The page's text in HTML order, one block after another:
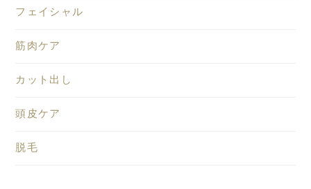
フェイシャル
筋肉ケア
カット出し
頭皮ケア
脱毛